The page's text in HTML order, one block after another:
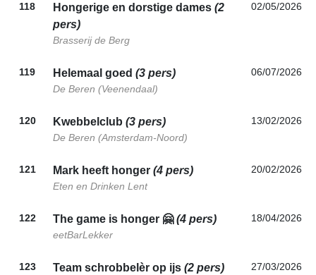
118 Hongerige en dorstige dames (2
pers)
Brasserij de Berg
02/05/2026
119 Helemaal goed (3 pers)
De Beren (Veenendaal)
06/07/2026
120 Kwebbelclub (3 pers)
De Beren (Amsterdam-Noord)
13/02/2026
121 Mark heeft honger (4 pers)
Eten en Drinken Lent
20/02/2026
122 The game is honger 🤗(4 pers)
eetBarLekker
18/04/2026
123 Team schrobbelèr op ijs (2 pers) 27/03/2026